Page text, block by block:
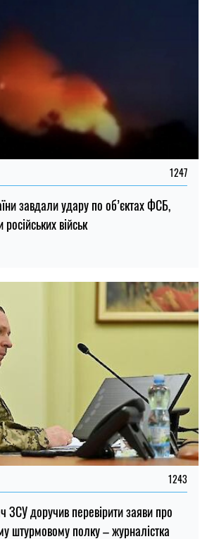
ЗСУ доручив перевірити заяви про
штурмовому полку – журналістка